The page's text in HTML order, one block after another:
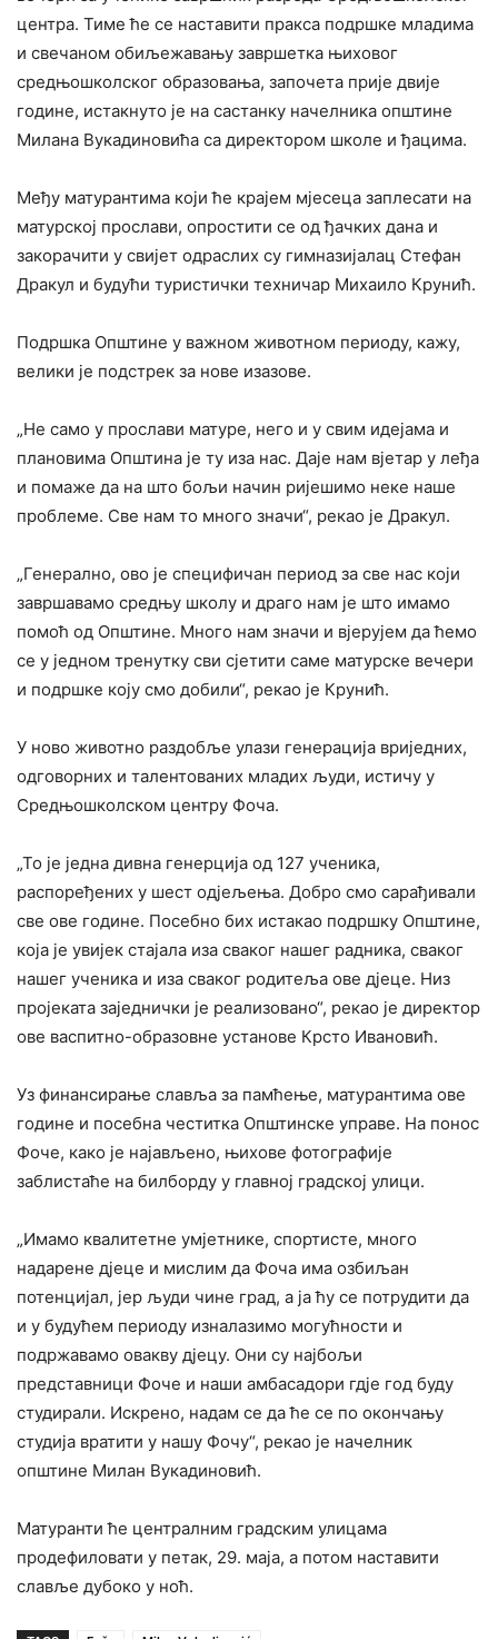
центра. Тиме ће се наставити пракса подршке младима
и свечаном обиљежавању завршетка њиховог
средњошколског образовања, започета прије двије
године, истакнуто је на састанку начелника општине
Милана Вукадиновића са директором школе и ђацима.
Међу матурантима који ће крајем мјесеца заплесати на
матурској прослави, опростити се од ђачких дана и
закорачити у свијет одраслих су гимназијалац Стефан
Дракул и будући туристички техничар Михаило Крунић.
Подршка Општине у важном животном периоду, кажу,
велики је подстрек за нове изазове.
„Не само у прослави матуре, него и у свим идејама и
плановима Општина је ту иза нас. Даје нам вјетар у леђа
и помаже да на што бољи начин ријешимо неке наше
проблеме. Све нам то много значи“, рекао је Дракул.
„Генерално, ово је специфичан период за све нас који
завршавамо средњу школу и драго нам је што имамо
помоћ од Општине. Много нам значи и вјерујем да ћемо
се у једном тренутку сви сјетити саме матурске вечери
и подршке коју смо добили“, рекао је Крунић.
У ново животно раздобље улази генерација вриједних,
одговорних и талентованих младих људи, истичу у
Средњошколском центру Фоча.
„То је једна дивна генерција од 127 ученика,
распоређених у шест одјељења. Добро смо сарађивали
све ове године. Посебно бих истакао подршку Општине,
која је увијек стајала иза сваког нашег радника, сваког
нашег ученика и иза сваког родитеља ове дјеце. Низ
пројеката заједнички је реализовано“, рекао је директор
ове васпитно-образовне установе Крсто Ивановић.
Уз финансирање славља за памћење, матурантима ове
године и посебна честитка Општинске управе. На понос
Фоче, како је најављено, њихове фотографије
заблистаће на билборду у главној градској улици.
„Имамо квалитетне умјетнике, спортисте, много
надарене дјеце и мислим да Фоча има озбиљан
потенцијал, јер људи чине град, а ја ћу се потрудити да
и у будућем периоду изналазимо могућности и
подржавамо овакву дјецу. Они су најбољи
представници Фоче и наши амбасадори гдје год буду
студирали. Искрено, надам се да ће се по окончању
студија вратити у нашу Фочу“, рекао је начелник
општине Милан Вукадиновић.
Матуранти ће централним градским улицама
продефиловати у петак, 29. маја, а потом наставити
славље дубоко у ноћ.